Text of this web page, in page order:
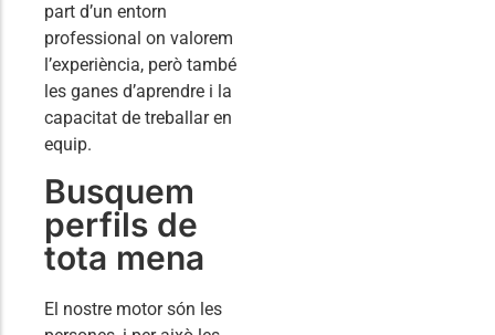
part d’un entorn
professional on valorem
l’experiència, però també
les ganes d’aprendre i la
capacitat de treballar en
equip.
Busquem
perfils de
tota mena
El nostre motor són les